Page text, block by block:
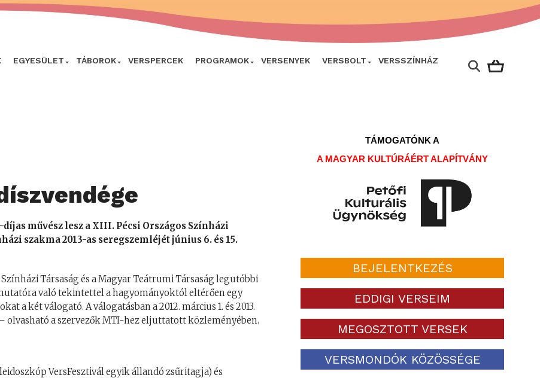
EGYESÜLET TÁBOROK VERSPERCEK PROGRAMOK VERSENYEK VERSBOLT VERSSZÍNHÁZ
művész lesz a XIII. Pécsi Országos Színházi
szakma 2013-as seregszemléjét június 6. és 15.
Társaság és a Magyar Teátrumi Társaság legutóbbi
való tekintettel a hagyományoktól eltérően egy
a két válogató. A válogatásban a 2012. március 1. és 2013.
a szervezők MTI-hez eljuttatott közleményében.
VersFesztivál egyik állandó zsűritagja) és
TÁMOGATÓNK A
A MAGYAR KULTÚRÁÉRT ALAPÍTVÁNY
BEJELENTKEZÉS
EDDIGI VERSEIM
MEGOSZTOTT VERSEK
VERSMONDÓK KÖZÖSSÉGE